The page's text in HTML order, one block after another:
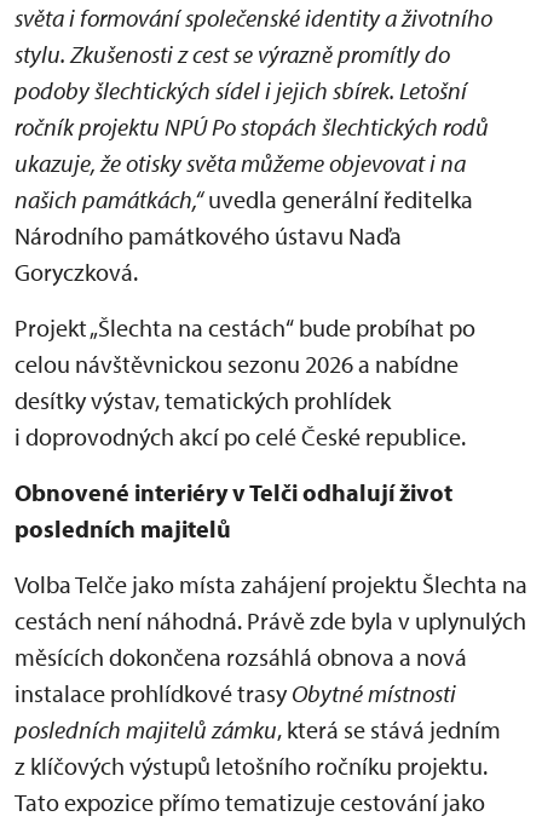
světa i formování společenské identity a životního
stylu. Zkušenosti z cest se výrazně promítly do
podoby šlechtických sídel i jejich sbírek. Letošní
ročník projektu NPÚ Po stopách šlechtických rodů
ukazuje, že otisky světa můžeme objevovat i na
našich památkách,“uvedla generální ředitelka
Národního památkového ústavu Naďa
Goryczková.
Projekt „Šlechta na cestách“ bude probíhat po
celou návštěvnickou sezonu 2026 a nabídne
desítky výstav, tematických prohlídek
i doprovodných akcí po celé České republice.
Obnovené interiéry v Telči odhalují život
posledních majitelů
Volba Telče jako místa zahájení projektu Šlechta na
cestách není náhodná. Právě zde byla v uplynulých
měsících dokončena rozsáhlá obnova a nová
instalace prohlídkové trasy Obytné místnosti
posledních majitelů zámku, která se stává jedním
z klíčových výstupů letošního ročníku projektu.
Tato expozice přímo tematizuje cestování jako